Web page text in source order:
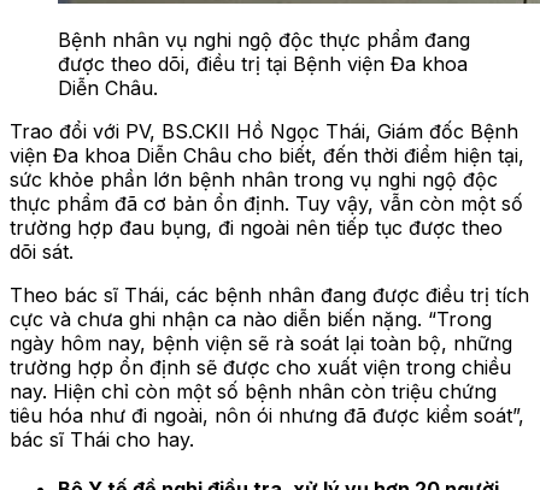
Bệnh nhân vụ nghi ngộ độc thực phẩm đang
được theo dõi, điều trị tại Bệnh viện Đa khoa
Diễn Châu.
Trao đổi với PV, BS.CKII Hồ Ngọc Thái, Giám đốc Bệnh
viện Đa khoa Diễn Châu cho biết, đến thời điểm hiện tại,
sức khỏe phần lớn bệnh nhân trong vụ nghi ngộ độc
thực phẩm đã cơ bản ổn định. Tuy vậy, vẫn còn một số
trường hợp đau bụng, đi ngoài nên tiếp tục được theo
dõi sát.
Theo bác sĩ Thái, các bệnh nhân đang được điều trị tích
cực và chưa ghi nhận ca nào diễn biến nặng. “Trong
ngày hôm nay, bệnh viện sẽ rà soát lại toàn bộ, những
trường hợp ổn định sẽ được cho xuất viện trong chiều
nay. Hiện chỉ còn một số bệnh nhân còn triệu chứng
tiêu hóa như đi ngoài, nôn ói nhưng đã được kiểm soát”,
bác sĩ Thái cho hay.